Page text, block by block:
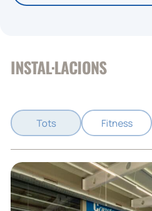
INSTAL·LACIONS
Tots Fitness